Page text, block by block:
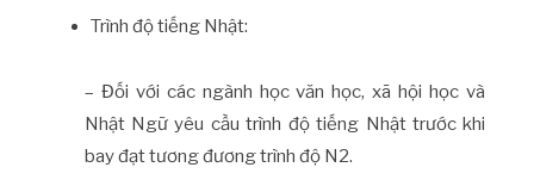
Trình độ tiếng Nhật:
– Đối với các ngành học văn học, xã hội học và
Nhật Ngữ yêu cầu trình độ tiếng Nhật trước khi
bay đạt tương đương trình độ N2.